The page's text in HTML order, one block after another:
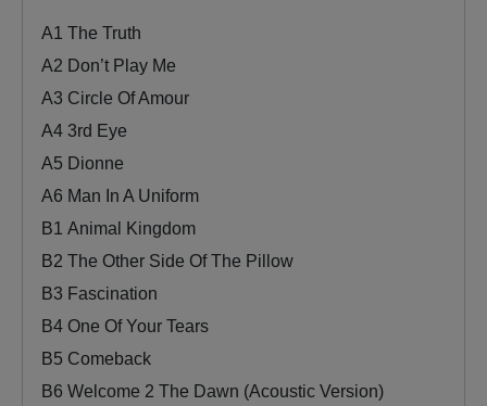
A1 The Truth
A2 Don’t Play Me
A3 Circle Of Amour
A4 3rd Eye
A5 Dionne
A6 Man In A Uniform
B1 Animal Kingdom
B2 The Other Side Of The Pillow
B3 Fascination
B4 One Of Your Tears
B5 Comeback
B6 Welcome 2 The Dawn (Acoustic Version)